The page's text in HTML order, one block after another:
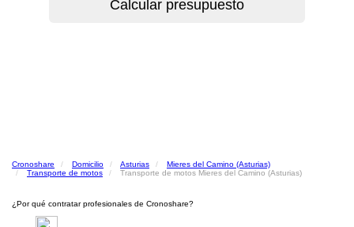
Cronoshare Domicilio Asturias
Mieres del Camino (Asturias)
Transporte de motos
Transporte de motos Mieres del Camino (Asturias)
¿Por qué contratar profesionales de Cronoshare?